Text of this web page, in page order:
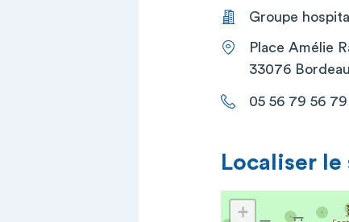
Groupe
Place Amélie
33076
05 56 79 56 79
Localiser
+